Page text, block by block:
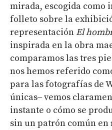
mirada, escogida como
folleto sobre la
representación El
inspirada en la obra
comparamos las tres
nos hemos referido
para las fotografías de
únicas‒ vemos
instante o cómo se
sin un patrón común